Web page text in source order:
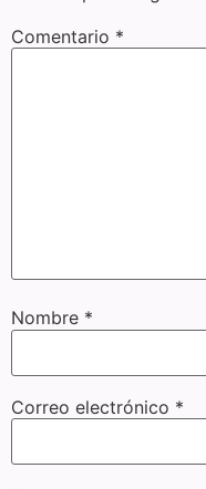
Comentario *
Nombre *
Correo electrónico *